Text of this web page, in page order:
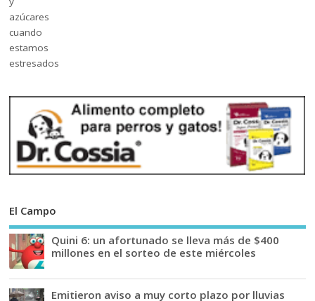
El Campo
Quini 6: un afortunado se lleva más de $400
millones en el sorteo de este miércoles
Emitieron aviso a muy corto plazo por lluvias